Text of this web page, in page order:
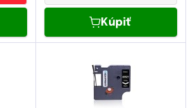
Kúpiť